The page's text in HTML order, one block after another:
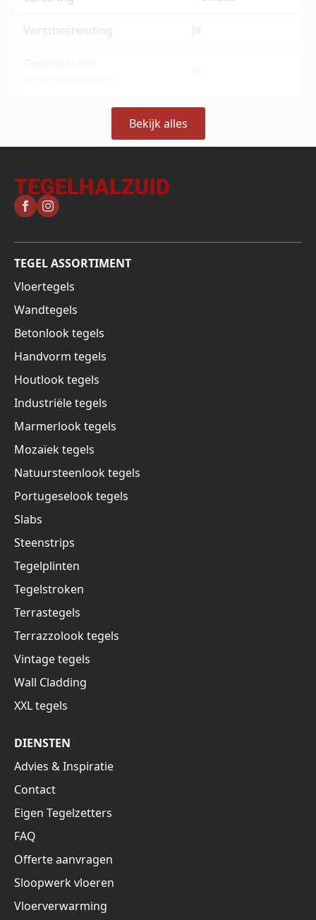
Vorstbestending Ja
Bekijk alles
TEGEL ASSORTIMENT
Vloertegels
Wandtegels
Betonlook tegels
Handvorm tegels
Houtlook tegels
Industriële tegels
Marmerlook tegels
Mozaïek tegels
Natuursteenlook tegels
Portugeselook tegels
Slabs
Steenstrips
Tegelplinten
Tegelstroken
Terrastegels
Terrazzolook tegels
Vintage tegels
Wall Cladding
XXL tegels
DIENSTEN
Advies & Inspiratie
Contact
Eigen Tegelzetters
FAQ
Offerte aanvragen
Sloopwerk vloeren
Vloerverwarming